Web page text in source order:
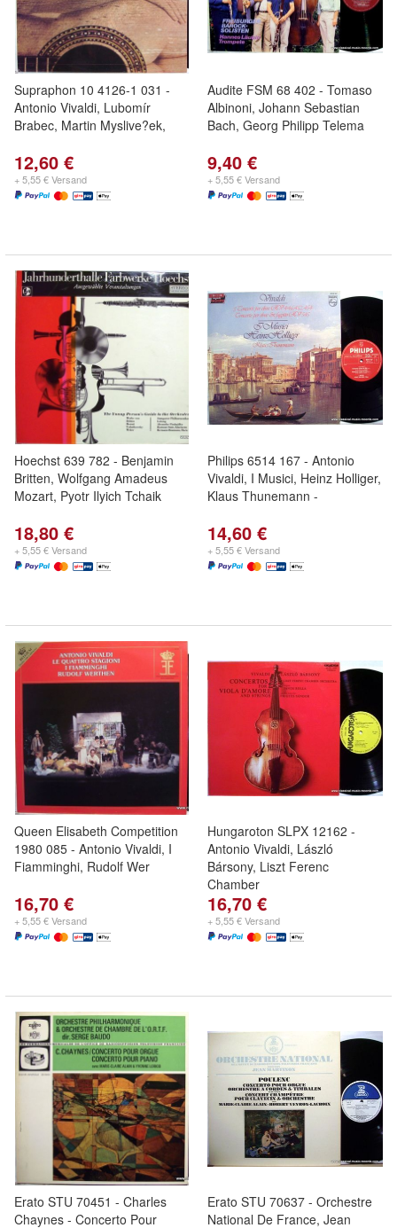
Supraphon 10 4126-1 031 -
Antonio Vivaldi, Lubomír
Brabec, Martin Myslive?ek,
12,60 €
+ 5,55 € Versand
Audite FSM 68 402 - Tomaso
Albinoni, Johann Sebastian
Bach, Georg Philipp Telema
9,40 €
+ 5,55 € Versand
Hoechst 639 782 - Benjamin
Britten, Wolfgang Amadeus
Mozart, Pyotr Ilyich Tchaik
18,80 €
+ 5,55 € Versand
Philips 6514 167 - Antonio
Vivaldi, I Musici, Heinz Holliger,
Klaus Thunemann -
14,60 €
+ 5,55 € Versand
Queen Elisabeth Competition
1980 085 - Antonio Vivaldi, I
Fiamminghi, Rudolf Wer
16,70 €
+ 5,55 € Versand
Hungaroton SLPX 12162 -
Antonio Vivaldi, László
Bársony, Liszt Ferenc
Chamber
16,70 €
+ 5,55 € Versand
Erato STU 70451 - Charles
Chaynes - Concerto Pour
Erato STU 70637 - Orchestre
National De France, Jean